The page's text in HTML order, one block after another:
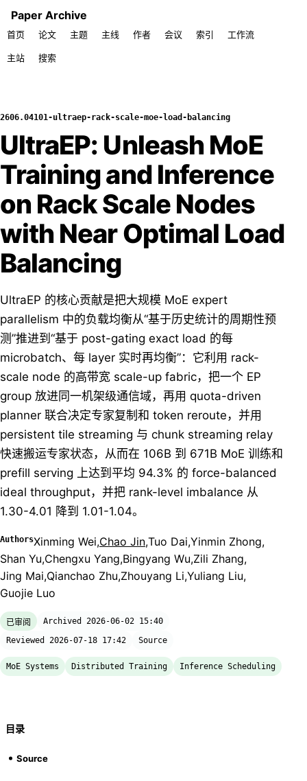
Paper Archive
首页 论文 主题 主线 作者 会议 索引 工作流
主站 搜索
2606.04101-ultraep-rack-scale-moe-load-balancing
UltraEP: Unleash MoE
Training and Inference
on Rack Scale Nodes
with Near Optimal Load
Balancing
UltraEP 的核心贡献是把大规模 MoE expert
parallelism 中的负载均衡从“基于历史统计的周期性预
测”推进到“基于 post-gating exact load 的每
microbatch、每 layer 实时再均衡”：它利用 rack-
scale node 的高带宽 scale-up fabric，把一个 EP
group 放进同一机架级通信域，再用 quota-driven
planner 联合决定专家复制和 token reroute，并用
persistent tile streaming 与 chunk streaming relay
快速搬运专家状态，从而在 106B 到 671B MoE 训练和
prefill serving 上达到平均 94.3% 的 force-balanced
ideal throughput，并把 rank-level imbalance 从
1.30-4.01 降到 1.01-1.04。
AuthorsXinming Wei,Chao Jin,Tuo Dai,Yinmin Zhong,
Shan Yu,Chengxu Yang,Bingyang Wu,Zili Zhang,
Jing Mai,Qianchao Zhu,Zhouyang Li,Yuliang Liu,
Guojie Luo
已审阅
Archived 2026-06-02 15:40
Reviewed 2026-07-18 17:42
Source
MoE Systems Distributed Training Inference Scheduling
目录
Source